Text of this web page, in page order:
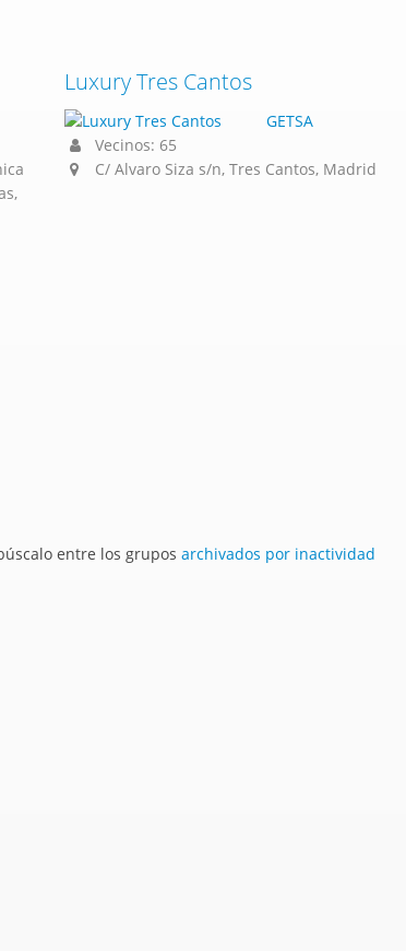
Luxury Tres Cantos
GETSA
Vecinos: 65
C/ Alvaro Siza s/n, Tres Cantos, Madrid
entre los grupos archivados por inactividad